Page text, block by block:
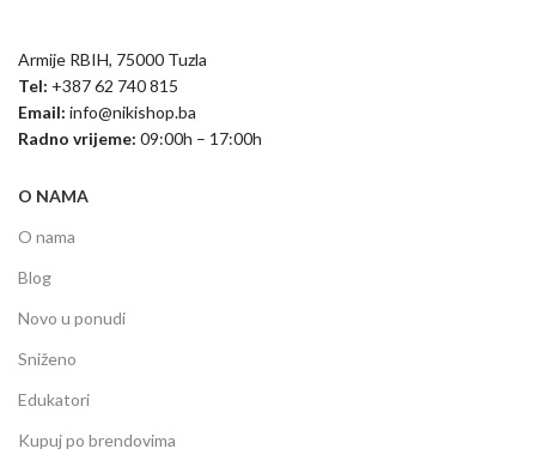
Armije RBIH, 75000 Tuzla
Tel: +387 62 740 815
Email: info@nikishop.ba
Radno vrijeme: 09:00h – 17:00h
O NAMA
O nama
Blog
Novo u ponudi
Sniženo
Edukatori
Kupuj po brendovima